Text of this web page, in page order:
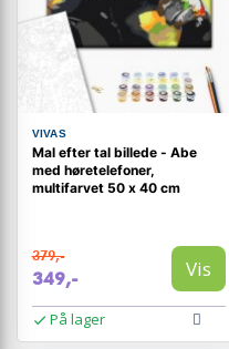
VIVAS
Mal efter tal billede - Abe
med høretelefoner,
multifarvet 50 x 40 cm
379,-
349,- Vis
På lager